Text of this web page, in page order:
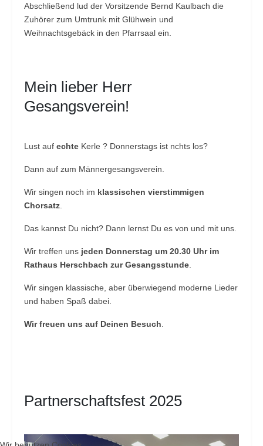
Abschließend lud der Vorsitzende Bernd Kaulbach die
Zuhörer zum Umtrunk mit Glühwein und
Weihnachtsgebäck in den Pfarrsaal ein.
Mein lieber Herr
Gesangsverein!
Lust auf echteKerle ? Donnerstags ist nchts los?
Dann auf zum Männergesangsverein.
Wir singen noch im klassischen vierstimmigen
Chorsatz.
Das kannst Du nicht? Dann lernst Du es von und mit uns.
Wir treffen uns jeden Donnerstag um 20.30 Uhr im
Rathaus Herschbach zur Gesangsstunde.
Wir singen klassische, aber überwiegend moderne Lieder
und haben Spaß dabei.
Wir freuen uns auf Deinen Besuch
Partnerschaftsfest 2025